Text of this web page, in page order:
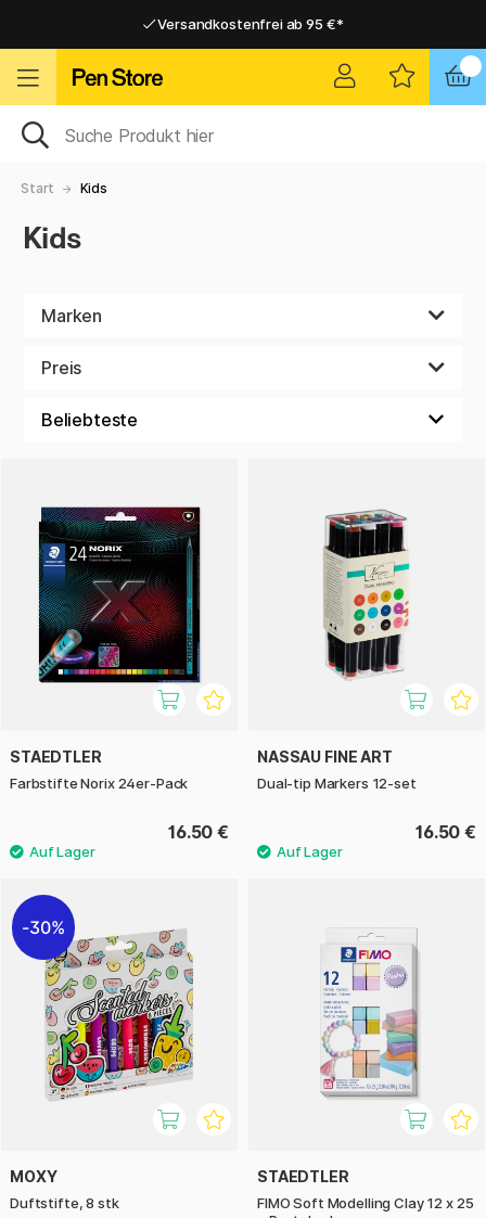
Versandkostenfrei ab 95 €*
Versandkostenfrei ab 95 €*
Start Kids
Kids
Marken
Preis
STAEDTLER
Farbstifte Norix 24er-Pack
16.50 €
NASSAU FINE ART
Dual-tip Markers 12-set
16.50 €
30%
MOXY
Duftstifte, 8 stk
STAEDTLER
FIMO Soft Modelling Clay 12 x 25